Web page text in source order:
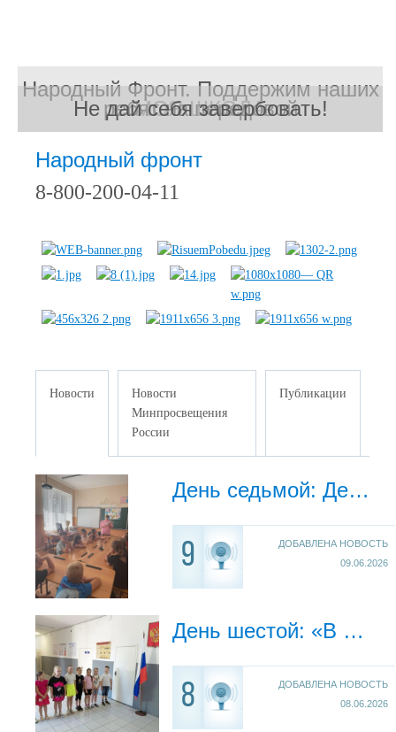
МОЯ ШКОЛА
МОЯ ШКОЛА
Народный Фронт. Поддержим наших
ребят на передовой
Не дай себя завербовать!
Народный фронт
8-800-200-04-11
Новости
Новости
Минпросвещения
России
Публикации
День седьмой: День памяти
9
ДОБАВЛЕНА НОВОСТЬ
09.06.2026
День шестой: «В гостях у Сказки и Великого Слова»
8
ДОБАВЛЕНА НОВОСТЬ
08.06.2026